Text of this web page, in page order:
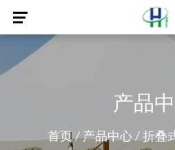
产品
首页/产品中心 / 折叠